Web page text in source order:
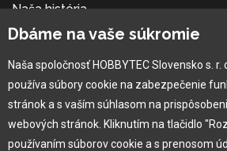
Naša história
Kariéra
Pre zákazníka
Garancia najlepšej ceny
Užívateľský manuál
Dbáme na vaše súkromie
Naša spoločnosť HOBBYTEC Slovensko s. r.
používa súbory cookie na zabezpečenie
stránok a s vaším súhlasom na
webových stránok. Kliknutím na tlačidlo
používaním súborov cookie a s prenosom